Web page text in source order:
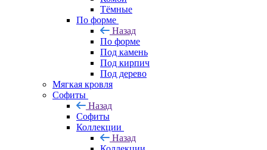
Тёмные
По форме
Назад
По форме
Под камень
Под кирпич
Под дерево
Мягкая кровля
Софиты
Назад
Софиты
Коллекции
Назад